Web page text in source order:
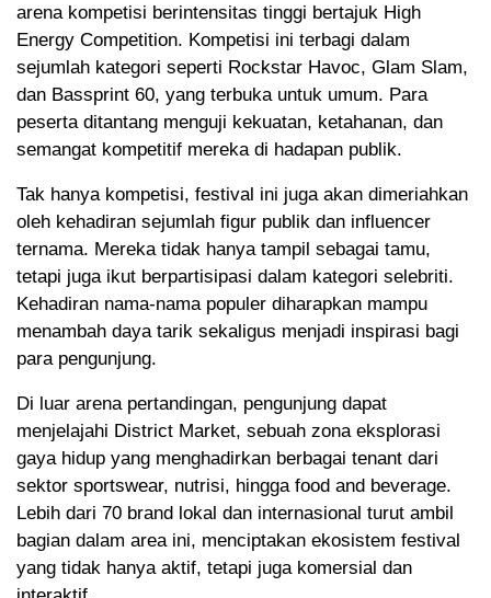
arena kompetisi berintensitas tinggi bertajuk High
Energy Competition. Kompetisi ini terbagi dalam
sejumlah kategori seperti Rockstar Havoc, Glam Slam,
dan Bassprint 60, yang terbuka untuk umum. Para
peserta ditantang menguji kekuatan, ketahanan, dan
semangat kompetitif mereka di hadapan publik.
Tak hanya kompetisi, festival ini juga akan dimeriahkan
oleh kehadiran sejumlah figur publik dan influencer
ternama. Mereka tidak hanya tampil sebagai tamu,
tetapi juga ikut berpartisipasi dalam kategori selebriti.
Kehadiran nama-nama populer diharapkan mampu
menambah daya tarik sekaligus menjadi inspirasi bagi
para pengunjung.
Di luar arena pertandingan, pengunjung dapat
menjelajahi District Market, sebuah zona eksplorasi
gaya hidup yang menghadirkan berbagai tenant dari
sektor sportswear, nutrisi, hingga food and beverage.
Lebih dari 70 brand lokal dan internasional turut ambil
bagian dalam area ini, menciptakan ekosistem festival
yang tidak hanya aktif, tetapi juga komersial dan